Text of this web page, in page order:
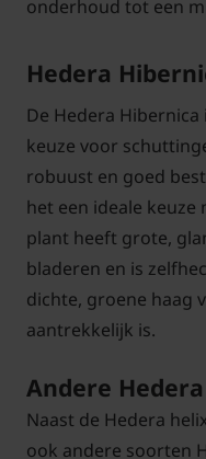
onderhoud tot een
Hedera
De Hedera
keuze voor
robuust en goed
het een ideale
plant heeft grote,
bladeren en is
dichte, groene haag
aantrekkelijk is.
Andere
Naast de Hedera
ook andere soorten